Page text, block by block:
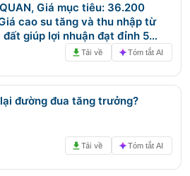
Giá mục tiêu: 36.200
cao su tăng và thu nhập từ
giúp lợi nhuận đạt đỉnh 5
2026
Tải về Tóm tắt AI
đường đua tăng trưởng?
Tải về Tóm tắt AI